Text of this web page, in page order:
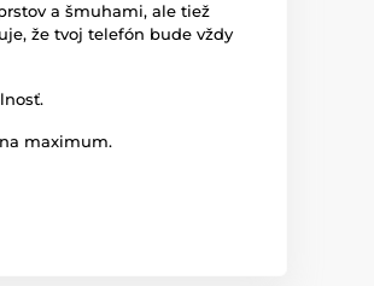
a šmuhami, ale tiež
že tvoj telefón bude vždy
maximum.